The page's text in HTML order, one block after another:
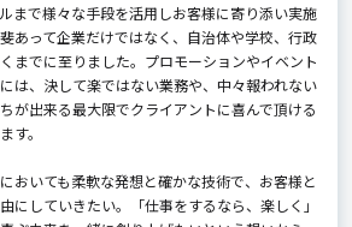
まで様々な手段を活用しお客様に寄り添い実施
あって企業だけではなく、自治体や学校、行政
までに至りました。プロモーションやイベント
は、決して楽ではない業務や、中々報われない
が出来る最大限でクライアントに喜んで頂ける
す。
おいても柔軟な発想と確かな技術で、お客様と
にしていきたい。「仕事をするなら、楽しく」